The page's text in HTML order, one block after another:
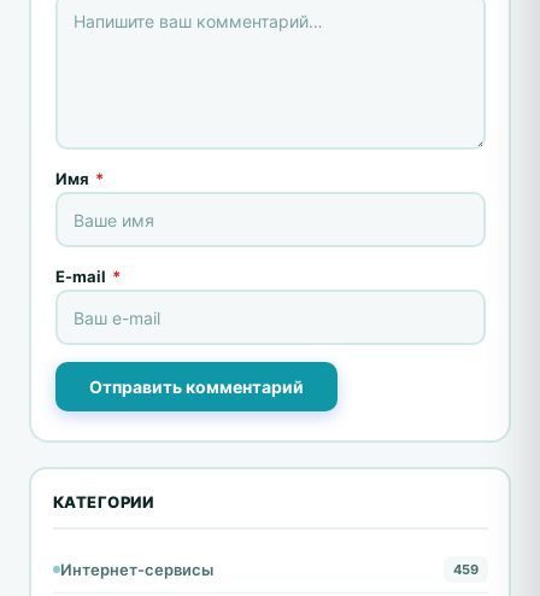
Имя *
E-mail *
Отправить комментарий
КАТЕГОРИИ
Интернет-сервисы 459